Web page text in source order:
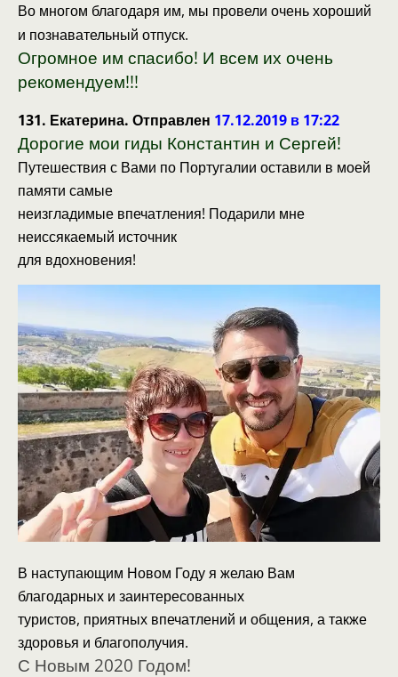
Во многом благодаря им, мы провели очень хороший
и познавательный отпуск.
Огромное им спасибо! И всем их очень
рекомендуем!!!
131. Екатерина. Отправлен 17.12.2019 в 17:22
Дорогие мои гиды Константин и Сергей!
Путешествия с Вами по Португалии оставили в моей
памяти самые
неизгладимые впечатления! Подарили мне
неиссякаемый источник
для вдохновения!
В наступающим Новом Году я желаю Вам
благодарных и заинтересованных
туристов, приятных впечатлений и общения, а также
здоровья и благополучия.
С Новым 2020 Годом!